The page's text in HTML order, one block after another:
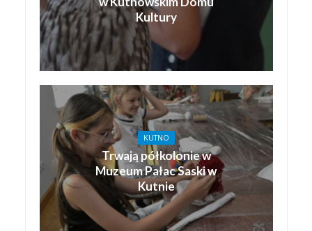
Kultury
KUTNO
Trwają półkolonie w
Muzeum Pałac Saski w
Kutnie